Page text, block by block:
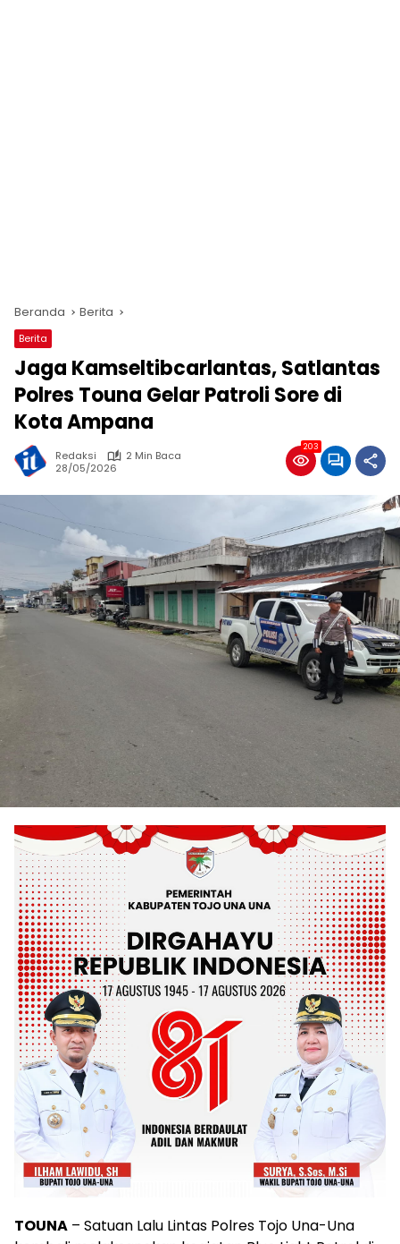
Beranda Berita
Berita
Jaga Kamseltibcarlantas, Satlantas
Polres Touna Gelar Patroli Sore di
Kota Ampana
Redaksi
2 Min Baca
28/05/2026
203
TOUNA – Satuan Lalu Lintas Polres Tojo Una-Una